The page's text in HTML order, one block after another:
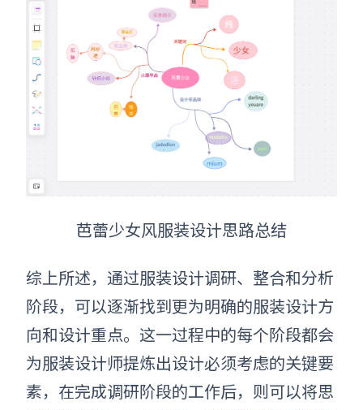
芭蕾少女风服装设计思路总结
综上所述，通过服装设计调研、整合和分析
阶段，可以逐渐找到更为明确的服装设计方
向和设计重点。这一过程中的每个阶段都会
为服装设计师提炼出设计必须考虑的关键要
素，在完成调研阶段的工作后，则可以将思